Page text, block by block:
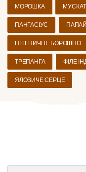
МОРОШКА
ПАНГАСІУС
ПШЕНИЧНЕ БОРОШНО
ТРЕПАНГА ФІЛЕ
ЯЛОВИЧЕ СЕРЦЕ